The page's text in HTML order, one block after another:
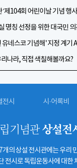
제104회 어린이날 기념 행사
나라, 직접 색칠해볼까요?
전시 시·어록비
기념관상설전
의 상설 전시관에는 우리
전시로 독립운동사에 대한